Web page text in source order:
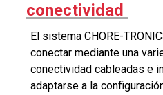
conectividad
El sistema CHORE-
conectar mediante una
conectividad cableadas e
adaptarse a la